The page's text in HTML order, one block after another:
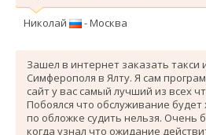
Николай - Москва
Зашел в интернет заказать такси
Симферополя в Ялту. Я сам
сайт у вас самый лучший из всех
Побоялся что обслуживание
по обложке судить нельзя. Очень
когда узнал что ожидание